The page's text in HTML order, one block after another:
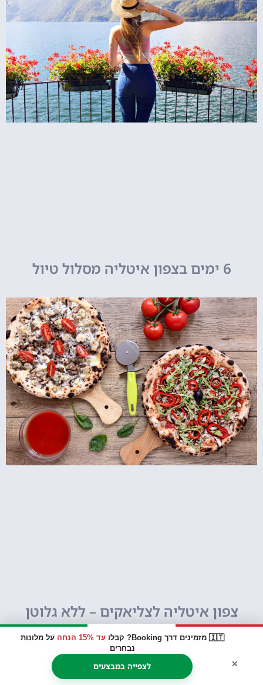
🇮🇹 מזמינים דרך Booking? קבלו עד 15% הנחה
על מלונות
נבחרים
לצפייה במבצעים ×
6 ימים בצפון איטליה מסלול טיול
צפון איטליה לצליאקים – ללא גלוטן